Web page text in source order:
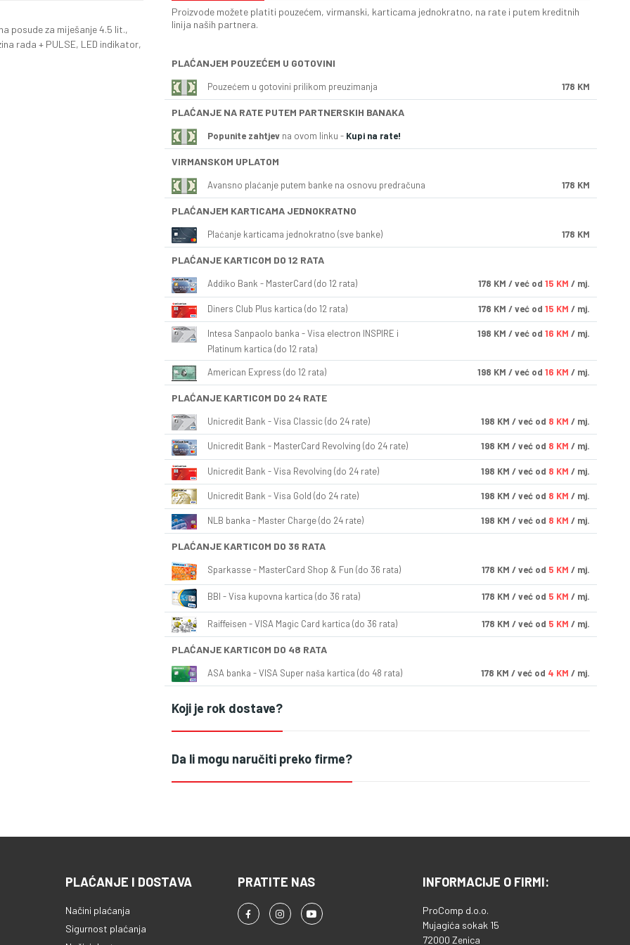
posude za miješanje 4.5 lit.,
rada + PULSE, LED indikator,
Proizvode možete platiti pouzećem, virmanski, karticama jednokratno, na rate i putem kreditnih
linija naših partnera.
PLAĆANJEM POUZEĆEM U GOTOVINI
Pouzećem u gotovini prilikom preuzimanja 178 KM
PLAĆANJE NA RATE PUTEM PARTNERSKIH BANAKA
Popunite zahtjev na ovom linku - Kupi na rate!
VIRMANSKOM UPLATOM
Avansno plaćanje putem banke na osnovu predračuna 178 KM
PLAĆANJEM KARTICAMA JEDNOKRATNO
Plaćanje karticama jednokratno (sve banke) 178 KM
PLAĆANJE KARTICOM DO 12 RATA
Addiko Bank - MasterCard (do 12 rata) 178 KM / već od 15 KM / mj.
Diners Club Plus kartica (do 12 rata) 178 KM / već od 15 KM / mj.
Intesa Sanpaolo banka - Visa electron INSPIRE i
Platinum kartica (do 12 rata)
198 KM / već od 16 KM / mj.
American Express (do 12 rata) 198 KM / već od 16 KM / mj.
PLAĆANJE KARTICOM DO 24 RATE
Unicredit Bank - Visa Classic (do 24 rate) 198 KM / već od 8 KM / mj.
Unicredit Bank - MasterCard Revolving (do 24 rate) 198 KM / već od 8 KM / mj.
Unicredit Bank - Visa Revolving (do 24 rate) 198 KM / već od 8 KM / mj.
Unicredit Bank - Visa Gold (do 24 rate) 198 KM / već od 8 KM / mj.
NLB banka - Master Charge (do 24 rate) 198 KM / već od 8 KM / mj.
PLAĆANJE KARTICOM DO 36 RATA
Sparkasse - MasterCard Shop & Fun (do 36 rata) 178 KM / već od 5 KM / mj.
BBI - Visa kupovna kartica (do 36 rata) 178 KM / već od 5 KM / mj.
Raiffeisen - VISA Magic Card kartica (do 36 rata) 178 KM / već od 5 KM / mj.
PLAĆANJE KARTICOM DO 48 RATA
ASA banka - VISA Super naša kartica (do 48 rata) 178 KM / već od 4 KM / mj.
Koji je rok dostave?
Da li mogu naručiti preko firme?
PLAĆANJE I DOSTAVA
Načini plaćanja
Sigurnost plaćanja
PRATITE NAS INFORMACIJE O FIRMI:
ProComp d.o.o.
Mujagića sokak 15
72000 Zenica